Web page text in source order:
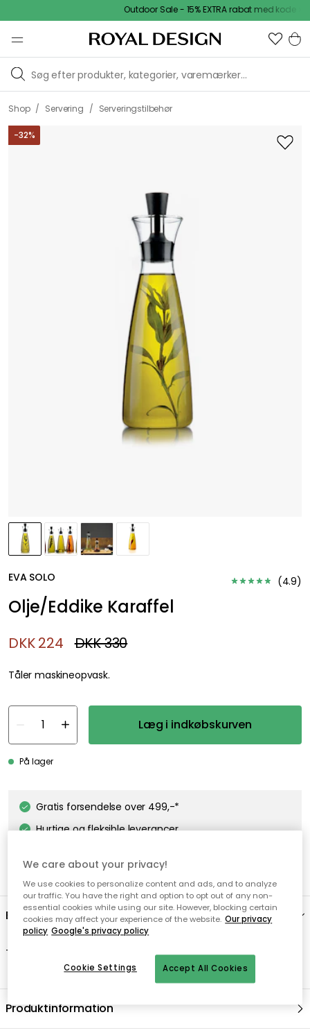
Outdoor Sale - 15% EXTRA rabat med kode
Shop / Servering / Serveringstilbehør
-32%
EVA SOLO (4.9)
Olje/Eddike Karaffel
DKK 224 DKK 330
Tåler maskineopvask.
Læg i indkøbskurven
På lager
Gratis forsendelse over 499,-*
Hurtige og fleksible leverancer
Beskrivelse
Tåler maskineopvask.
Produktinformation
We care about your privacy!
We use cookies to personalize content and ads, and to analyze
our traffic. You have the right and option to opt out of any non-
essential cookies while using our site. However, blocking certain
cookies may affect your experience of the website. Our privacy
policy Google's privacy policy
Accept All Cookies
Cookie Settings